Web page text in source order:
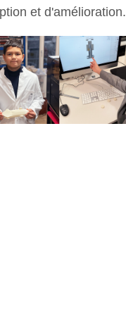
et d'amélioration.